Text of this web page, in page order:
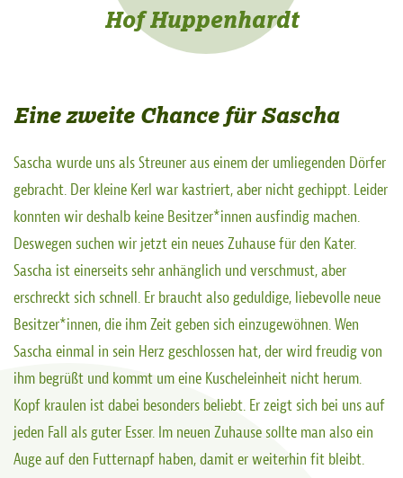
Hof Huppenhardt
Eine zweite Chance für Sascha
Sascha wurde uns als Streuner aus einem der umliegenden Dörfer
gebracht. Der kleine Kerl war kastriert, aber nicht gechippt. Leider
konnten wir deshalb keine Besitzer*innen ausfindig machen.
Deswegen suchen wir jetzt ein neues Zuhause für den Kater.
Sascha ist einerseits sehr anhänglich und verschmust, aber
erschreckt sich schnell. Er braucht also geduldige, liebevolle neue
Besitzer*innen, die ihm Zeit geben sich einzugewöhnen. Wen
Sascha einmal in sein Herz geschlossen hat, der wird freudig von
ihm begrüßt und kommt um eine Kuscheleinheit nicht herum.
Kopf kraulen ist dabei besonders beliebt. Er zeigt sich bei uns auf
jeden Fall als guter Esser. Im neuen Zuhause sollte man also ein
Auge auf den Futternapf haben, damit er weiterhin fit bleibt.